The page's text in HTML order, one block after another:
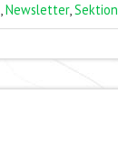
,Newsletter,Sektion